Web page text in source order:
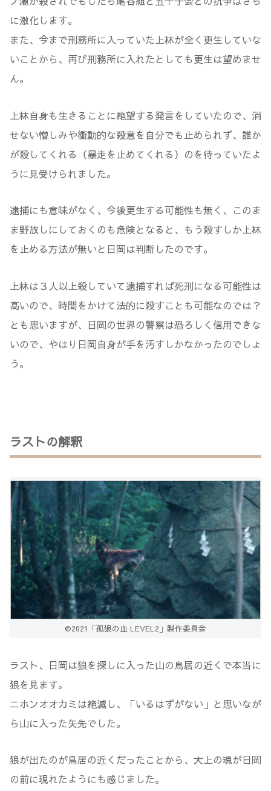
に激化します。
また、今まで刑務所に入っていた上林が全く更生していな
いことから、再び刑務所に入れたとしても更生は望めませ
ん。
上林自身も生きることに絶望する発言をしていたので、消
せない憎しみや衝動的な殺意を自分でも止められず、誰か
が殺してくれる（暴走を止めてくれる）のを待っていたよ
うに見受けられました。
逮捕にも意味がなく、今後更生する可能性も無く、このま
ま野放しにしておくのも危険となると、もう殺すしか上林
を止める方法が無いと日岡は判断したのです。
上林は３人以上殺していて逮捕すれば死刑になる可能性は
高いので、時間をかけて法的に殺すことも可能なのでは？
とも思いますが、日岡の世界の警察は恐ろしく信用できな
いので、やはり日岡自身が手を汚すしかなかったのでしょ
う。
ラストの解釈
©2021「孤狼の血 LEVEL2」製作委員会
ラスト、日岡は狼を探しに入った山の鳥居の近くで本当に
狼を見ます。
ニホンオオカミは絶滅し、「いるはずがない」と思いなが
ら山に入った矢先でした。
狼が出たのが鳥居の近くだったことから、大上の魂が日岡
の前に現れたようにも感じました。